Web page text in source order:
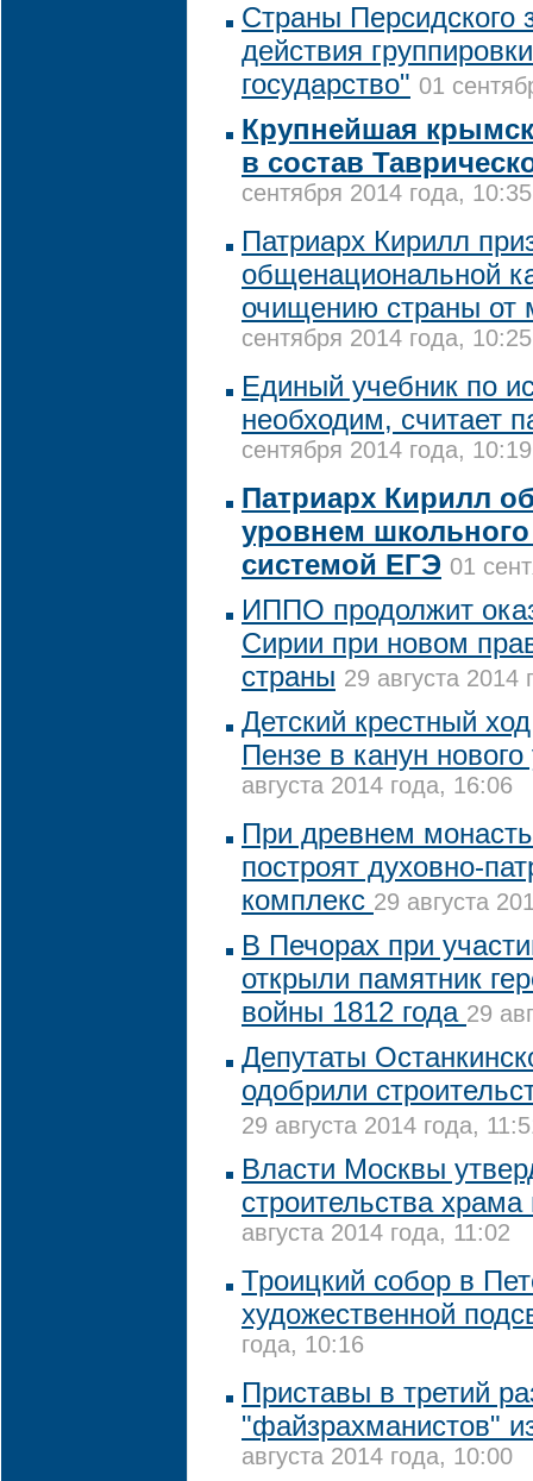
Страны Персидского
действия
государство" 01
Крупнейшая
в состав
сентября 2014 года, 10:35
Патриарх Кирилл
общенациональной
очищению страны от
сентября 2014 года, 10:25
Единый учебник по
необходим, считает
сентября 2014 года, 10:19
Патриарх Кирилл
уровнем
системой ЕГЭ 01
ИППО продолжит
Сирии при новом
страны 29 августа 2014
Детский крестный
Пензе в канун нового
августа 2014 года, 16:06
При древнем
построят духовно-
комплекс 29 августа
В Печорах при
открыли памятник
войны 1812 года 29
Депутаты
одобрили
29 августа 2014 года,
Власти Москвы
строительства
августа 2014 года, 11:02
Троицкий собор в
художественной
года, 10:16
Приставы в третий
"файзрахманистов"
августа 2014 года, 10:00